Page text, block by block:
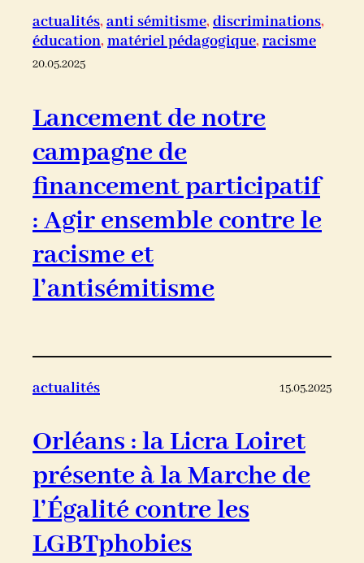
actualités, anti sémitisme, discriminations
éducation, matériel pédagogique, racisme
20.05.2025
Lancement de notre
campagne de
financement participatif
: Agir ensemble contre le
racisme et
l’antisémitisme
actualités 15.05.2025
Orléans : la Licra Loiret
présente à la Marche de
l’Égalité contre les
LGBTphobies